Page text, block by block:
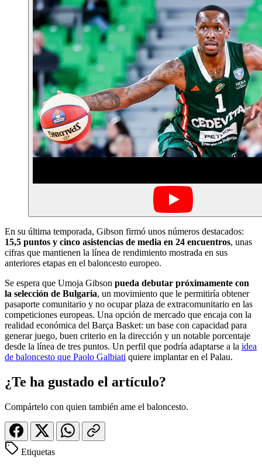
En su última temporada, Gibson firmó unos números destacados:
15,5 puntos y cinco asistencias de media en 24 encuentros, unas
cifras que mantienen la línea de rendimiento mostrada en sus
anteriores etapas en el baloncesto europeo.
Se espera que Umoja Gibson pueda debutar próximamente con
la selección de Bulgaria, un movimiento que le permitiría obtener
pasaporte comunitario y no ocupar plaza de extracomunitario en las
competiciones europeas. Una opción de mercado que encaja con la
realidad económica del Barça Basket: un base con capacidad para
generar juego, buen criterio en la dirección y un notable porcentaje
desde la línea de tres puntos. Un perfil que podría adaptarse a la idea
de baloncesto que Paolo Galbiati quiere implantar en el Palau.
¿Te ha gustado el artículo?
Compártelo con quien también ame el baloncesto.
Etiquetas